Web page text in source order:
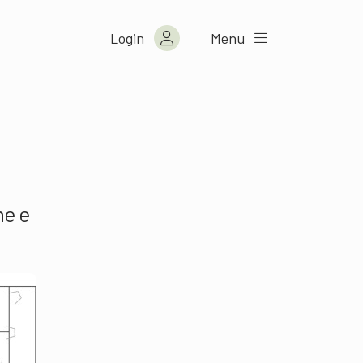
Login Menu
e